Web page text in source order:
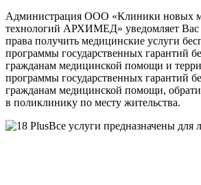
Администрация ООО «Клиники новых
технологий АРХИМЕД» уведомляет Вас
права получить медицинские услуги
программы государственных гарантий
гражданам медицинской помощи и
программы государственных гарантий
гражданам медицинской помощи,
в поликлинику по месту жительства.
Все услуги предназначены для